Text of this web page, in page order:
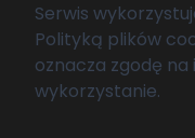
© 2026 Fundacja
zastrzeżone.
Serwis
Polityką plików
oznacza zgodę na
wykorzystanie.